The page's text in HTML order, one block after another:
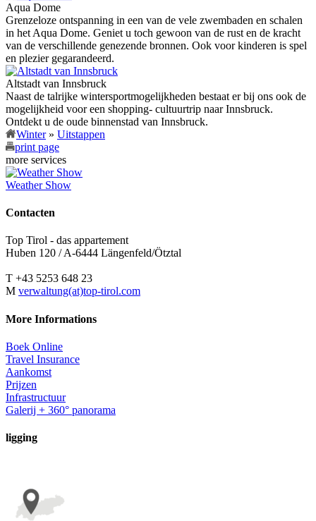
Aqua Dome
Grenzeloze ontspanning in een van de vele zwembaden en schalen
in het Aqua Dome. Geniet u toch gewoon van de rust en de kracht
van de verschillende genezende bronnen. Ook voor kinderen is spel
en plezier gegarandeerd.
Altstadt van Innsbruck
Naast de talrijke wintersportmogelijkheden bestaat er bij ons ook de
mogelijkheid voor een shopping- cultuurtrip naar Innsbruck.
Ontdekt u de oude binnenstad van Innsbruck.
Winter» Uitstappen
print page
more services
Weather Show
Contacten
Top Tirol - das appartement
Huben 120 / A-6444 Längenfeld/Ötztal
T +43 5253 648 23
M verwaltung(at)top-tirol.com
More Informations
Boek Online
Travel Insurance
Aankomst
Prijzen
Infrastructuur
Galerij + 360° panorama
ligging